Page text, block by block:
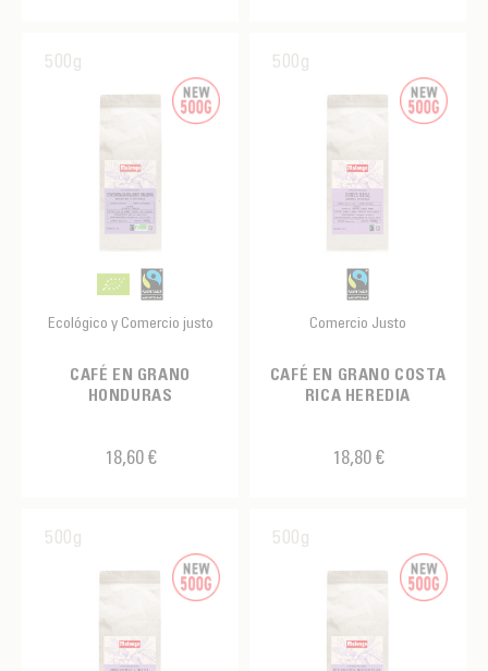
Nicaragua
Salvador
Arabica
Bourbon
Maragogype
FABRIQUANTS
500g
Ecológico y Comercio justo
CAFÉ EN GRANO
HONDURAS
18,60 €
500g
Comercio Justo
CAFÉ EN GRANO COSTA
RICA HEREDIA
18,80 €
500g 500g